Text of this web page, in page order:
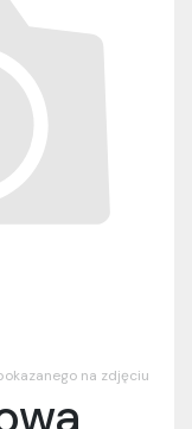
na zdjęciu